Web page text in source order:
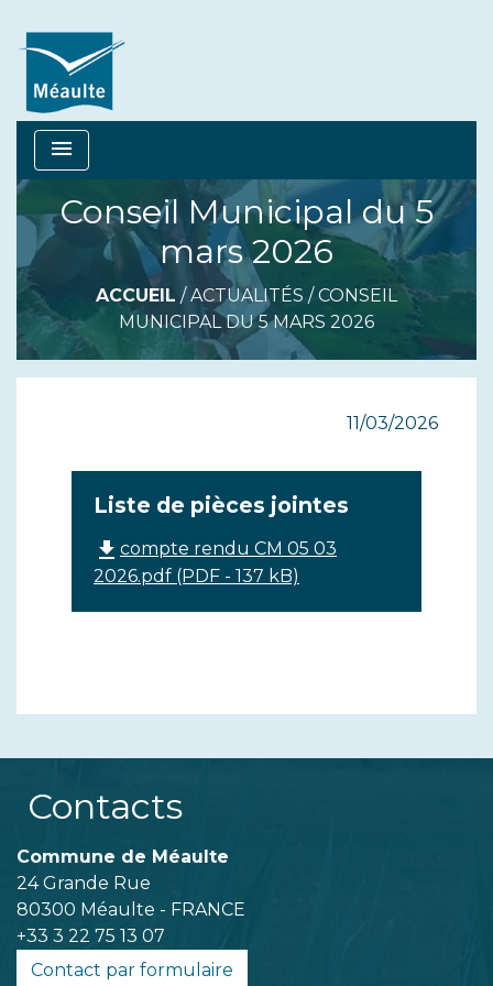
menu
Conseil Municipal du 5
mars 2026
ACCUEIL /ACTUALITÉS /CONSEIL
MUNICIPAL DU 5 MARS 2026
11/03/2026
Liste de pièces jointes
file_download compte rendu CM 05 03
2026.pdf (PDF - 137 kB)
Contacts
Commune de Méaulte
24 Grande Rue
80300 Méaulte - FRANCE
+33 3 22 75 13 07
Contact par formulaire